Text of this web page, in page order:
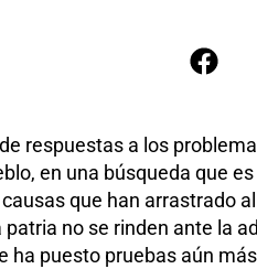
respuestas a los
en una búsqueda que
que han arrastrado
no se rinden ante la
ha puesto pruebas aún